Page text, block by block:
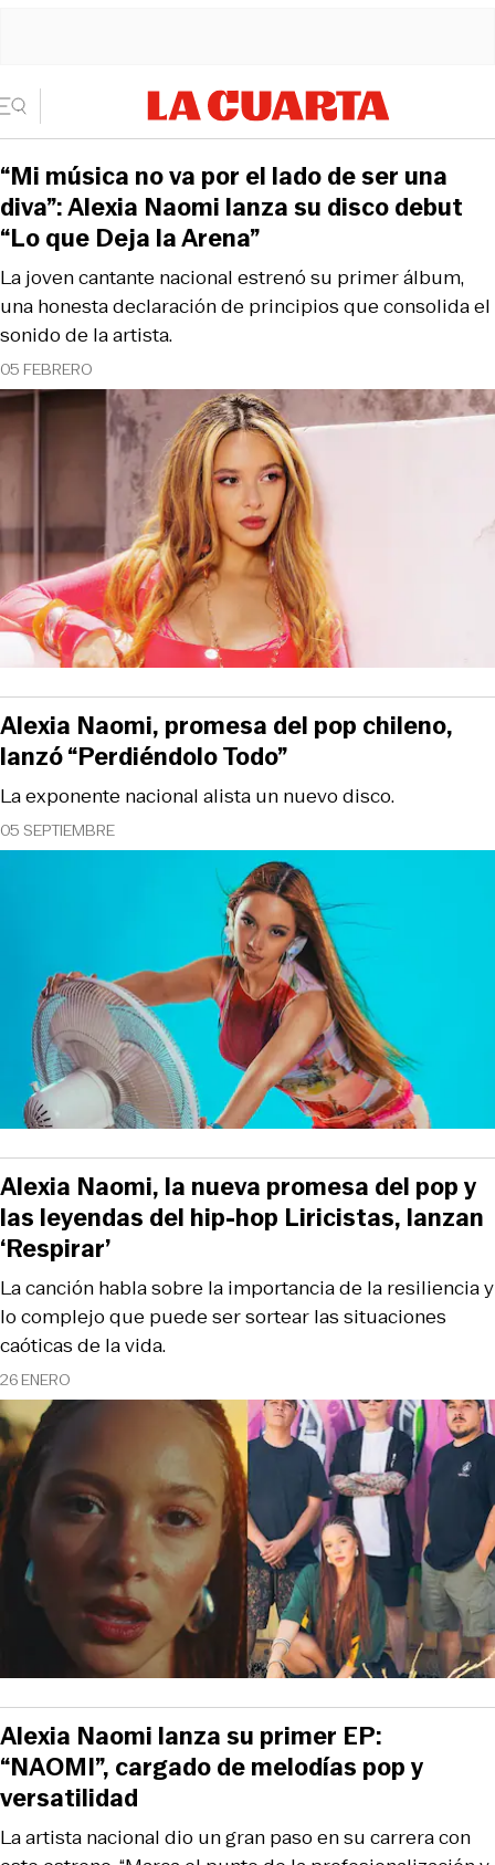
05 FEBRERO
La joven cantante nacional estrenó su primer álbum,
una honesta declaración de principios que consolida el
sonido de la artista.
“Mi música no va por el lado de ser una
diva”: Alexia Naomi lanza su disco debut
“Lo que Deja la Arena”
05 SEPTIEMBRE
La exponente nacional alista un nuevo disco.
Alexia Naomi, promesa del pop chileno,
lanzó “Perdiéndolo Todo”
26 ENERO
La canción habla sobre la importancia de la resiliencia y
lo complejo que puede ser sortear las situaciones
caóticas de la vida.
Alexia Naomi, la nueva promesa del pop y
las leyendas del hip-hop Liricistas, lanzan
‘Respirar’
La artista nacional dio un gran paso en su carrera con
Alexia Naomi lanza su primer EP:
“NAOMI”, cargado de melodías pop y
versatilidad